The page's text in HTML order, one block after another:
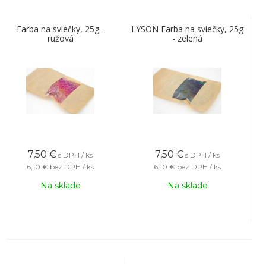
Farba na sviečky, 25g -
ružová
7,50 € s DPH / ks
6,10 € bez DPH / ks
Na sklade
LYSON Farba na sviečky, 25g
- zelená
7,50 € s DPH / ks
6,10 € bez DPH / ks
Na sklade